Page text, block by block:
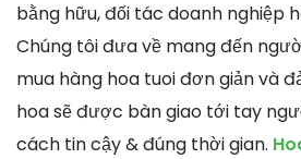
bằng hữu, đối tác doanh nghiệp
Chúng tôi đưa về mang đến
mua hàng hoa tuoi đơn giản và
hoa sẽ được bàn giao tới tay
cách tin cậy & đúng thời gian.